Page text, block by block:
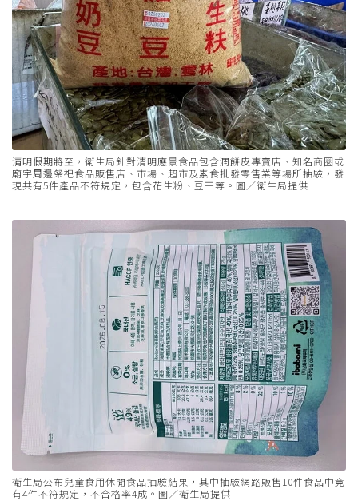
清明假期將至，衛生局針對清明應景食品包含潤餅皮專賣店、知名商圈或
廟宇周邊祭祀食品販售店、市場、超市及素食批發零售業等場所抽驗，發
現共有5件產品不符規定，包含花生粉、豆干等。圖／衛生局提供
衛生局公布兒童食用休閒食品抽驗結果，其中抽驗網路販售10件食品中竟
有4件不符規定，不合格率4成。圖／衛生局提供